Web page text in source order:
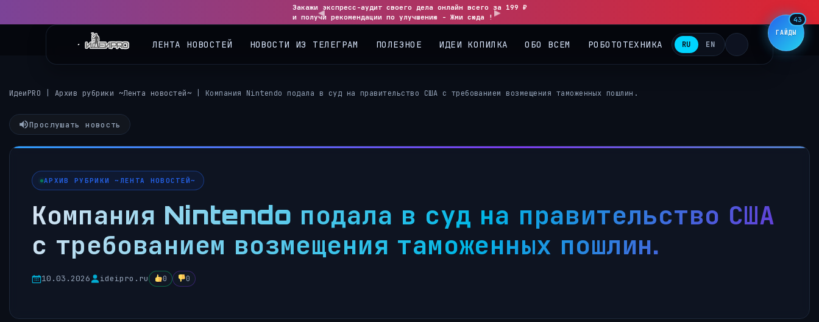
Закажи экспресс-аудит своего дела онлайн всего за 199 ₽
и получи рекомендации по улучшению - Жми сюда !
▶
RU EN
ИдеиPRO Архив рубрики ~Лента новостей~ Компания Nintendo подала в суд на правительство США с требованием возмещения таможенных пошлин.
Прослушать новость
АРХИВ РУБРИКИ ~ЛЕНТА НОВОСТЕЙ~
Компания Nintendo подала в суд на правительство США
с требованием возмещения таможенных пошлин.
10.03.2026 ideipro.ru 0 0
ГАЙДЫ
43